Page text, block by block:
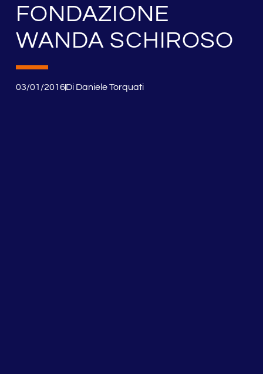
FONDAZIONE
WANDA SCHIROSO
03/01/2016DiDaniele Torquati